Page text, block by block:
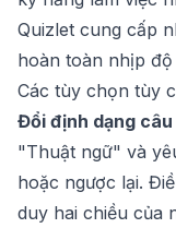
Quizlet cung cấp
hoàn toàn nhịp
Các tùy chọn tùy
Đổi định dạng câu
"Thuật ngữ" và
hoặc ngược lại.
duy hai chiều của